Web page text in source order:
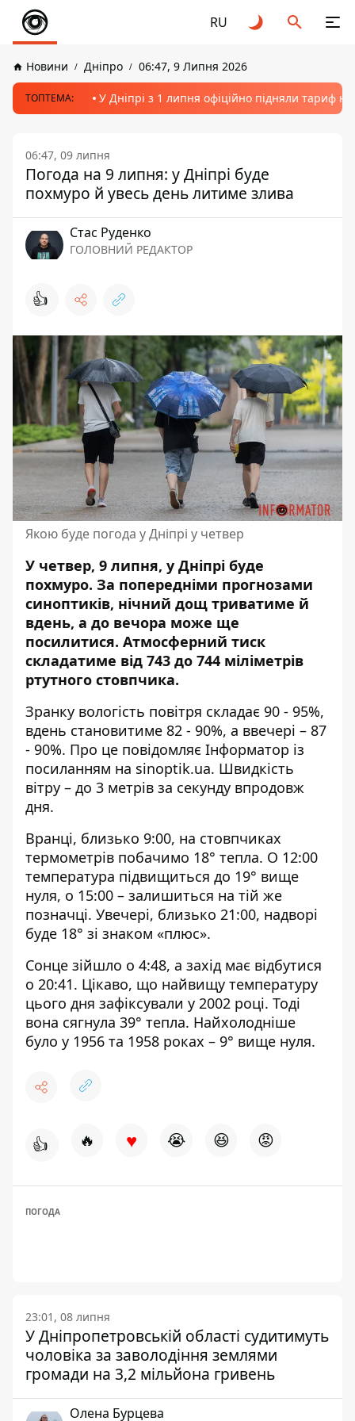
RU
Новини Дніпро 06:47, 9 Липня 2026
ТОПТЕМА: У Дніпрі з 1 липня офіційно підняли тариф
06:47, 09 липня
Погода на 9 липня: у Дніпрі буде
похмуро й увесь день литиме злива
Стас Руденко
ГОЛОВНИЙ РЕДАКТОР
👍
Якою буде погода у Дніпрі у четвер
У четвер, 9 липня, у Дніпрі буде
похмуро. За попередніми прогнозами
синоптиків, нічний дощ триватиме й
вдень, а до вечора може ще
посилитися. Атмосферний тиск
складатиме від 743 до 744 міліметрів
ртутного стовпчика.
Зранку вологість повітря складає 90 - 95%,
вдень становитиме 82 - 90%, а ввечері – 87
- 90%. Про це повідомляє Інформатор із
посиланням на sinoptik.ua. Швидкість
вітру – до 3 метрів за секунду впродовж
дня.
Вранці, близько 9:00, на стовпчиках
термометрів побачимо 18° тепла. О 12:00
температура підвищиться до 19° вище
нуля, о 15:00 – залишиться на тій же
позначці. Увечері, близько 21:00, надворі
буде 18° зі знаком «плюс».
Сонце зійшло о 4:48, а захід має відбутися
о 20:41. Цікаво, що найвищу температуру
цього дня зафіксували у 2002 році. Тоді
вона сягнула 39° тепла. Найхолодніше
було у 1956 та 1958 роках – 9° вище нуля.
👍 🔥 ♥ 😭 😆 😡
ПОГОДА
23:01, 08 липня
У Дніпропетровській області судитимуть
чоловіка за заволодіння землями
громади на 3,2 мільйона гривень
Олена Бурцева